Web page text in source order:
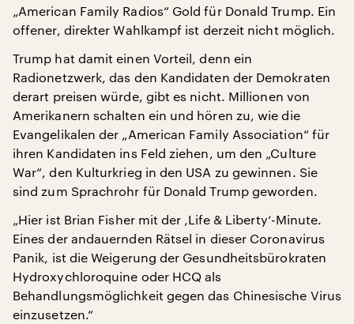
„American Family Radios“ Gold für Donald Trump. Ein
offener, direkter Wahlkampf ist derzeit nicht möglich.
Trump hat damit einen Vorteil, denn ein
Radionetzwerk, das den Kandidaten der Demokraten
derart preisen würde, gibt es nicht. Millionen von
Amerikanern schalten ein und hören zu, wie die
Evangelikalen der „American Family Association“ für
ihren Kandidaten ins Feld ziehen, um den „Culture
War“, den Kulturkrieg in den USA zu gewinnen. Sie
sind zum Sprachrohr für Donald Trump geworden.
„Hier ist Brian Fisher mit der ‚Life & Liberty‘-Minute.
Eines der andauernden Rätsel in dieser Coronavirus
Panik, ist die Weigerung der Gesundheitsbürokraten
Hydroxychloroquine oder HCQ als
Behandlungsmöglichkeit gegen das Chinesische Virus
einzusetzen.“